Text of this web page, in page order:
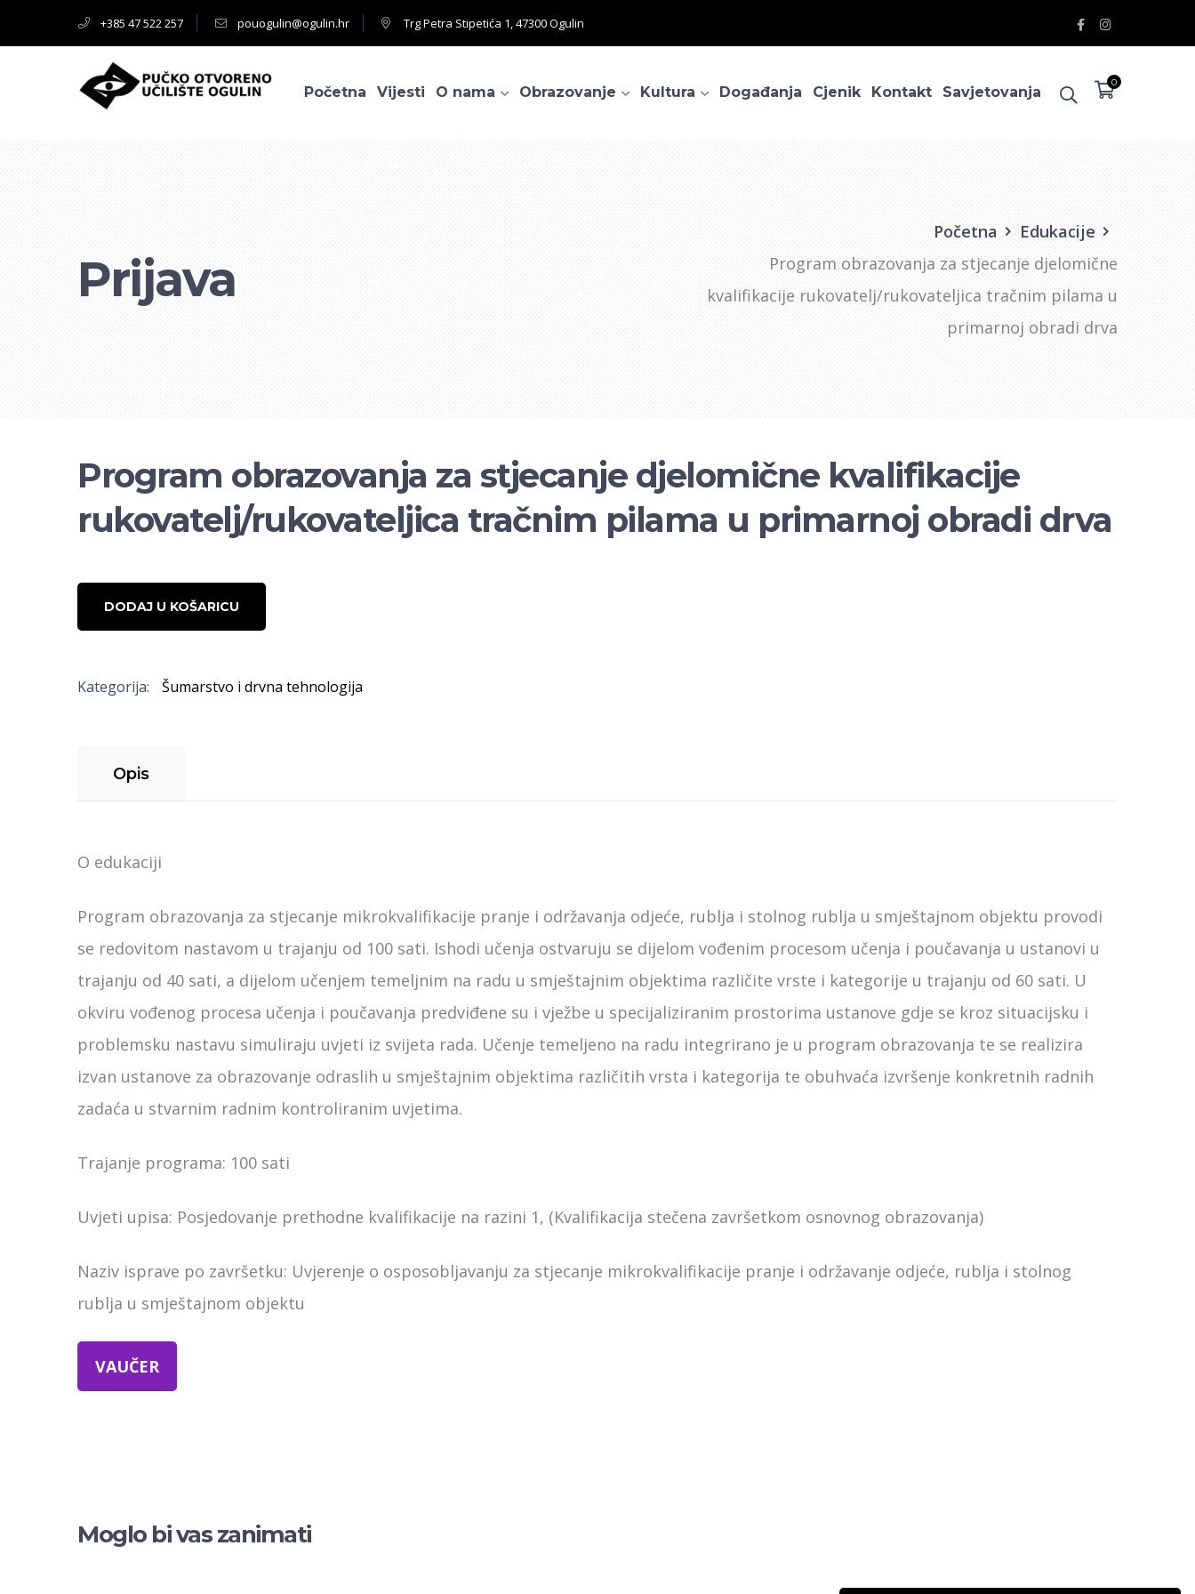
+385 47 522 257 pouogulin@ogulin.hr Trg Petra Stipetića 1, 47300 Ogulin
Facebook
Profile
Instagram
Profile
0
Početna Vijesti O nama Obrazovanje Kultura Događanja Cjenik Kontakt Savjetovanja
Prijava
Početna
Edukacije
Program obrazovanja za stjecanje djelomične
kvalifikacije rukovatelj/rukovateljica tračnim pilama u
primarnoj obradi drva
Program obrazovanja za stjecanje djelomične kvalifikacije
rukovatelj/rukovateljica tračnim pilama u primarnoj obradi drva
DODAJ U KOŠARICU
Kategorija: Šumarstvo i drvna tehnologija
Opis
O edukaciji
Program obrazovanja za stjecanje mikrokvalifikacije pranje i održavanja odjeće, rublja i stolnog rublja u smještajnom objektu provodi
se redovitom nastavom u trajanju od 100 sati. Ishodi učenja ostvaruju se dijelom vođenim procesom učenja i poučavanja u ustanovi u
trajanju od 40 sati, a dijelom učenjem temeljnim na radu u smještajnim objektima različite vrste i kategorije u trajanju od 60 sati. U
okviru vođenog procesa učenja i poučavanja predviđene su i vježbe u specijaliziranim prostorima ustanove gdje se kroz situacijsku i
problemsku nastavu simuliraju uvjeti iz svijeta rada. Učenje temeljeno na radu integrirano je u program obrazovanja te se realizira
izvan ustanove za obrazovanje odraslih u smještajnim objektima različitih vrsta i kategorija te obuhvaća izvršenje konkretnih radnih
zadaća u stvarnim radnim kontroliranim uvjetima.
Trajanje programa: 100 sati
Uvjeti upisa: Posjedovanje prethodne kvalifikacije na razini 1, (Kvalifikacija stečena završetkom osnovnog obrazovanja)
Naziv isprave po završetku: Uvjerenje o osposobljavanju za stjecanje mikrokvalifikacije pranje i održavanje odjeće, rublja i stolnog
rublja u smještajnom objektu
VAUČER
Moglo bi vas zanimati